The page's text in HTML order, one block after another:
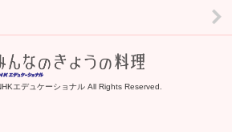
エデュケーショナル All Rights Reserved.